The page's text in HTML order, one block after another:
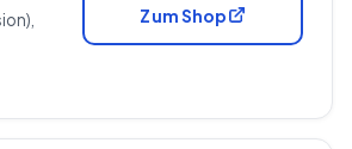
Zum Shop